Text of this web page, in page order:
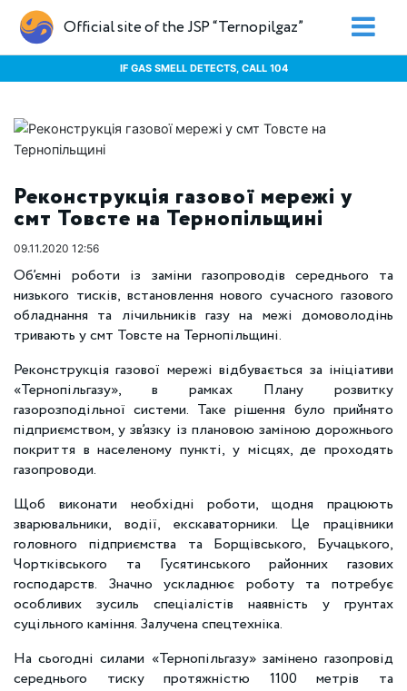
Official site of the JSP “Ternopilgaz”
IF GAS SMELL DETECTS, CALL 104
Реконструкція газової мережі у
смт Товсте на Тернопільщині
09.11.2020 12:56
Об’ємні роботи із заміни газопроводів середнього та
низького тисків, встановлення нового сучасного газового
обладнання та лічильників газу на межі домоволодінь
тривають у смт Товсте на Тернопільщині.
Реконструкція газової мережі відбувається за ініціативи
«Тернопільгазу», в рамках Плану розвитку
газорозподільної системи. Таке рішення було прийнято
підприємством, у зв’язку із плановою заміною дорожнього
покриття в населеному пункті, у місцях, де проходять
газопроводи.
Щоб виконати необхідні роботи, щодня працюють
зварювальники, водії, екскаваторники. Це працівники
головного підприємства та Борщівського, Бучацького,
Чортківського та Гусятинського районних газових
господарств. Значно ускладнює роботу та потребує
особливих зусиль спеціалістів наявність у грунтах
суцільного каміння. Залучена спецтехніка.
На сьогодні силами «Тернопільгазу» замінено газопровід
середнього тиску протяжністю 1100 метрів та